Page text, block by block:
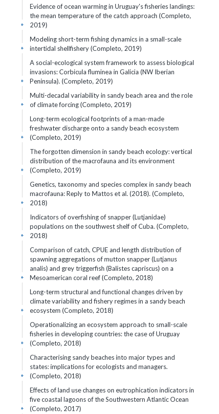
Evidence of ocean warming in Uruguay's fisheries landings:
the mean temperature of the catch approach (Completo,
2019)
+
Modeling short-term fishing dynamics in a small-scale
intertidal shellfishery (Completo, 2019)
+
A social-ecological system framework to assess biological
invasions: Corbicula fluminea in Galicia (NW Iberian
Peninsula). (Completo, 2019)
+
Multi-decadal variability in sandy beach area and the role
of climate forcing (Completo, 2019)
+
Long-term ecological footprints of a man-made
freshwater discharge onto a sandy beach ecosystem
(Completo, 2019)
+
The forgotten dimension in sandy beach ecology: vertical
distribution of the macrofauna and its environment
(Completo, 2019)
+
Genetics, taxonomy and species complex in sandy beach
macrofauna: Reply to Mattos et al. (2018). (Completo,
2018)
+
Indicators of overfishing of snapper (Lutjanidae)
populations on the southwest shelf of Cuba. (Completo,
2018)
+
Comparison of catch, CPUE and length distribution of
spawning aggregations of mutton snapper (Lutjanus
analis) and grey triggerfish (Balistes capriscus) on a
Mesoamerican coral reef (Completo, 2018)
+
Long-term structural and functional changes driven by
climate variability and fishery regimes in a sandy beach
ecosystem (Completo, 2018)
+
Operationalizing an ecosystem approach to small-scale
fisheries in developing countries: the case of Uruguay
(Completo, 2018)
+
Characterising sandy beaches into major types and
states: implications for ecologists and managers.
(Completo, 2018)
+
Effects of land use changes on eutrophication indicators in
five coastal lagoons of the Southwestern Atlantic Ocean
(Completo, 2017)
+